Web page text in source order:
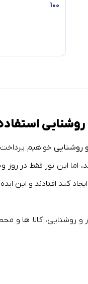
100
روشنایی
روشنایی خواهیم
این نور فقط در روز
ایجاد کند افتادند و